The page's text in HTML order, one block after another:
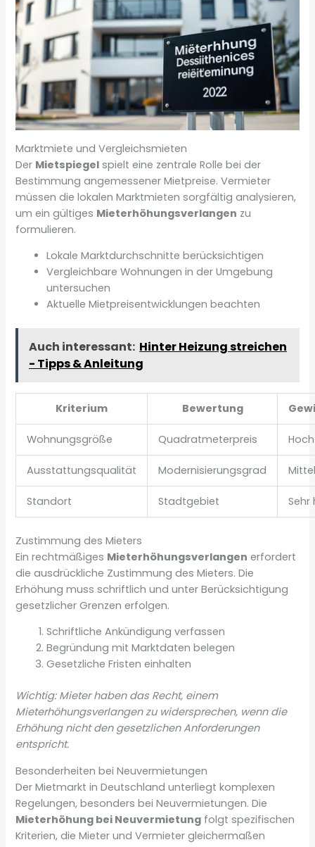
Marktmiete und Vergleichsmieten
Der Mietspiegel spielt eine zentrale Rolle bei der
Bestimmung angemessener Mietpreise. Vermieter
müssen die lokalen Marktmieten sorgfältig analysieren,
um ein gültiges Mieterhöhungsverlangen zu
formulieren.
Lokale Marktdurchschnitte berücksichtigen
Vergleichbare Wohnungen in der Umgebung
untersuchen
Aktuelle Mietpreisentwicklungen beachten
Auch interessant: Hinter Heizung streichen
- Tipps & Anleitung
Kriterium Bewertung
Wohnungsgröße Quadratmeterpreis Hoch
Ausstattungsqualität Modernisierungsgrad
Standort Stadtgebiet Sehr
Zustimmung des Mieters
Ein rechtmäßiges Mieterhöhungsverlangen erfordert
die ausdrückliche Zustimmung des Mieters. Die
Erhöhung muss schriftlich und unter Berücksichtigung
gesetzlicher Grenzen erfolgen.
Schriftliche Ankündigung verfassen
Begründung mit Marktdaten belegen
Gesetzliche Fristen einhalten
Wichtig: Mieter haben das Recht, einem
Mieterhöhungsverlangen zu widersprechen, wenn die
Erhöhung nicht den gesetzlichen Anforderungen
entspricht.
Besonderheiten bei Neuvermietungen
Der Mietmarkt in Deutschland unterliegt komplexen
Regelungen, besonders bei Neuvermietungen. Die
Mieterhöhung bei Neuvermietung folgt spezifischen
Kriterien, die Mieter und Vermieter gleichermaßen